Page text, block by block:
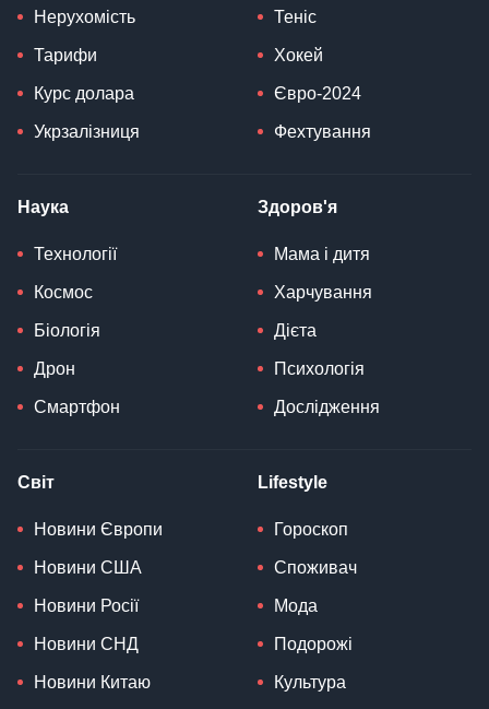
Нерухомість
Тарифи
Курс долара
Укрзалізниця
Теніс
Хокей
Євро-2024
Фехтування
Наука
Технології
Космос
Біологія
Дрон
Смартфон
Здоров'я
Мама і дитя
Харчування
Дієта
Психологія
Дослідження
Світ
Новини Європи
Новини США
Новини Росії
Новини СНД
Новини Китаю
Lifestyle
Гороскоп
Споживач
Мода
Подорожі
Культура